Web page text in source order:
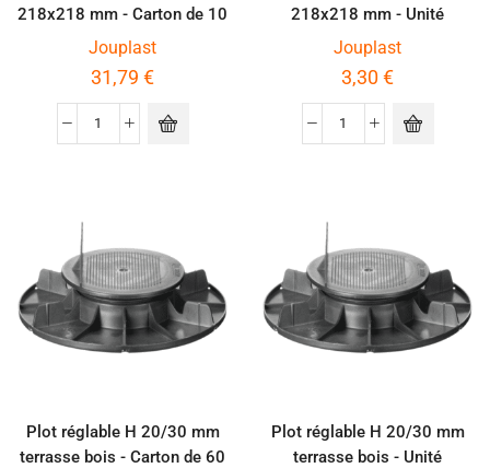
218x218 mm - Carton de 10
pièces
Jouplast
31,79 €
218x218 mm - Unité
Jouplast
3,30€
Plot réglable H 20/30 mm
terrasse bois - Carton de 60
Plot réglable H 20/30 mm
terrasse bois - Unité